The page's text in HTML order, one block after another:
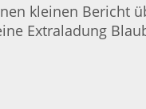
kleinen Bericht
Extraladung